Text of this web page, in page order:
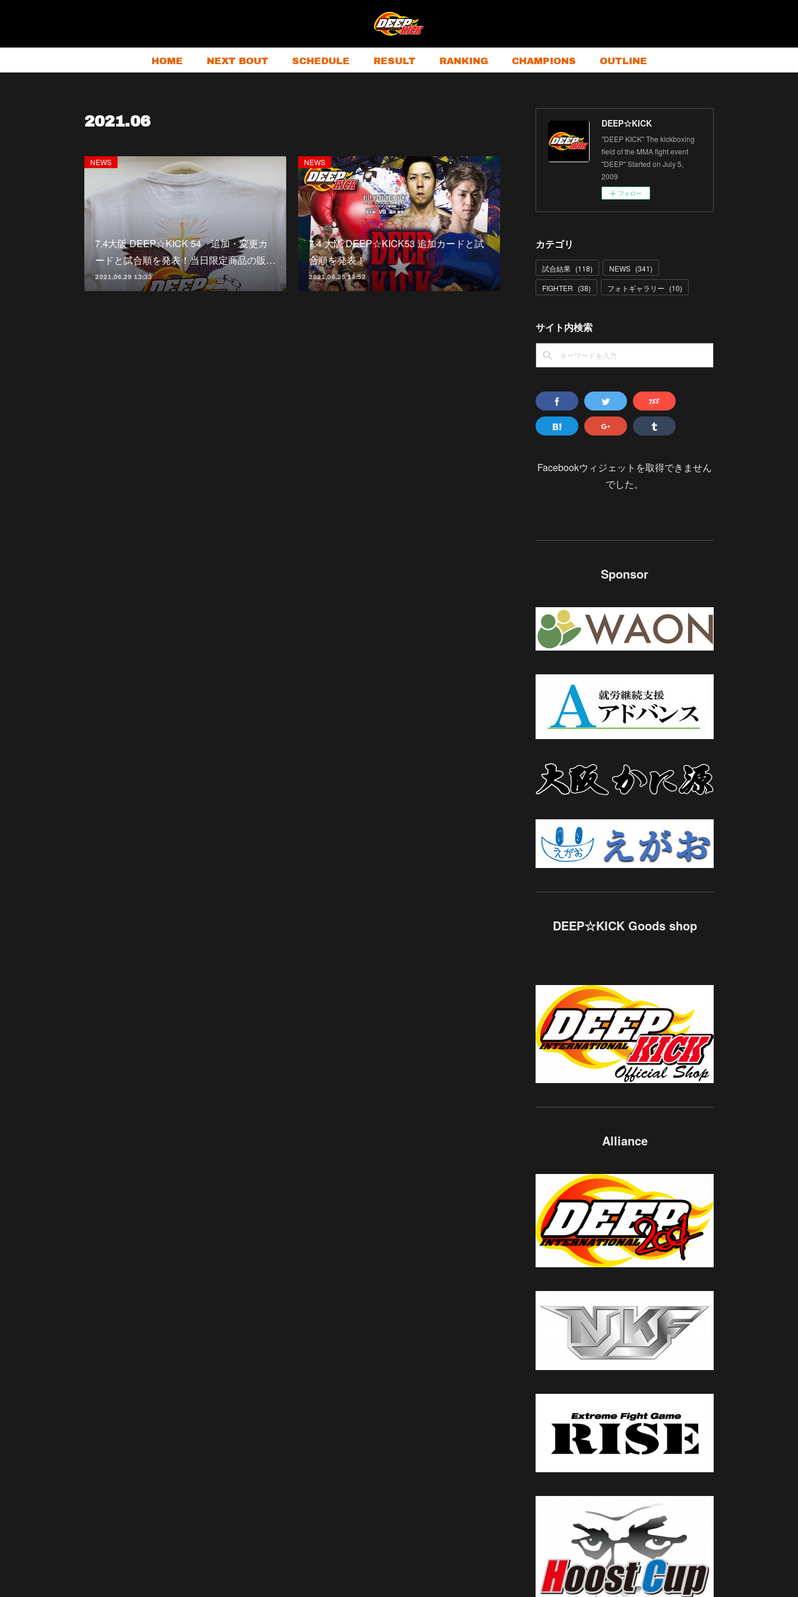
HOME NEXT BOUT SCHEDULE RESULT RANKING CHAMPIONS OUTLINE
2021.06
NEWS
7.4大阪 DEEP☆KICK 54 追加・変更カ
ードと試合順を発表！当日限定商品の販…
2021.06.29 13:33
NEWS
7.4 大阪 DEEP☆KICK53 追加カードと試
合順を発表！
2021.06.25 14:52
DEEP☆KICK
"DEEP KICK" The kickboxing
field of the MMA fight event
"DEEP" Started on July 5,
2009
フォロー
カテゴリ
試合結果 (118) NEWS (341)
FIGHTER (38) フォトギャラリー (10)
サイト内検索
Facebookウィジェットを取得できません
でした。
Sponsor
DEEP☆KICK Goods shop
Alliance